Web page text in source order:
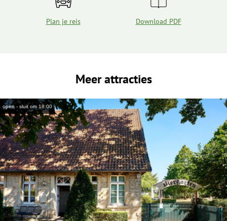
Plan je reis Download PDF
Meer attracties
open - sluit om 18:00